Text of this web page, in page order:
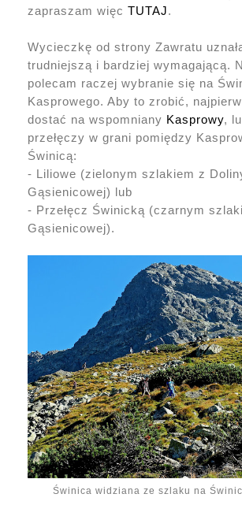
zapraszam więc TUTAJ.
Wycieczkę od strony Zawratu
trudniejszą i bardziej wymagającą.
polecam raczej wybranie się na
Kasprowego. Aby to zrobić,
dostać na wspomniany Kasprowy,
przełęczy w grani pomiędzy
Świnicą:
- Liliowe (zielonym szlakiem z
Gąsienicowej) lub
- Przełęcz Świnicką (czarnym
Gąsienicowej).
Świnica widziana ze szlaku na